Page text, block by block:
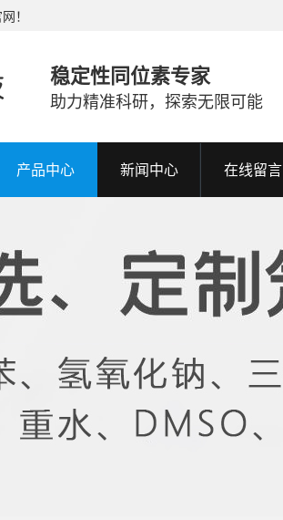
！
稳定性同位素专家
助力精准科研，探索无限可能
产品中心 新闻中心 在线留言